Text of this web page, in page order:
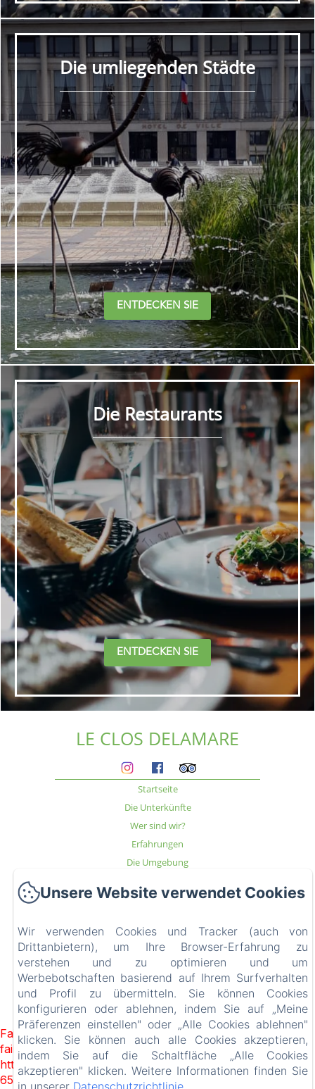
Die umliegenden Städte
ENTDECKEN SIE
Die Restaurants
ENTDECKEN SIE
LE CLOS DELAMARE
Startseite
Die Unterkünfte
Wer sind wir?
Erfahrungen
Die Umgebung
Blog
Rechtliche Informationen
EN FR
DE
Powered mit Amenitiz
Failed to load BookingEngine/index: Loading chunk 93
failed. (missing:
https://d1cmur5l0xva3h.cloudfront.net/packs/93-
65acea04403f90f9-51549dd374e3067c.js)
Unsere Website verwendet Cookies
Wir verwenden Cookies und Tracker (auch von
Drittanbietern), um Ihre Browser-Erfahrung zu
verstehen und zu optimieren und um
Werbebotschaften basierend auf Ihrem Surfverhalten
und Profil zu übermitteln. Sie können Cookies
konfigurieren oder ablehnen, indem Sie auf „Meine
Präferenzen einstellen" oder „Alle Cookies ablehnen"
klicken. Sie können auch alle Cookies akzeptieren,
indem Sie auf die Schaltfläche „Alle Cookies
akzeptieren" klicken. Weitere Informationen finden Sie
in unserer Datenschutzrichtlinie.